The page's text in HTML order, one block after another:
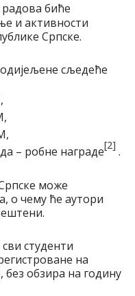
биће
и активности
Српске.
сљедеће
– робне награде[2] .
може
о чему ће аутори
студенти
на
без обзира на годину